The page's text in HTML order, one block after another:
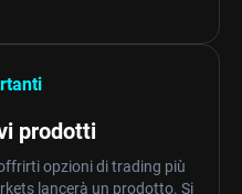
prodotti
opzioni di trading più
lancerà un prodotto. Si